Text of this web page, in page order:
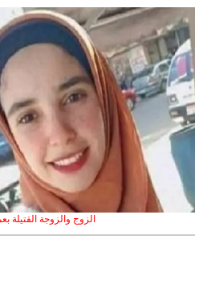
الزوج والزوجة القتيلة بعمر 20